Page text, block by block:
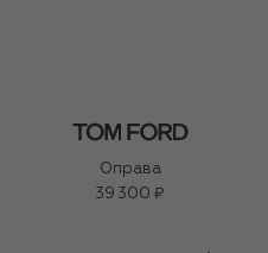
Оправа
39 300 ₽